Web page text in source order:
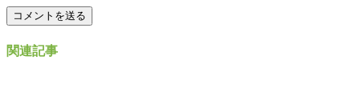
関連記事